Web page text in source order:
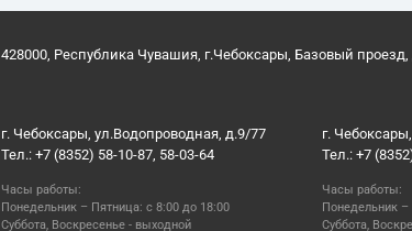
428000, Республика Чувашия, г.Чебоксары, Базовый проезд,
г. Чебоксары, ул.Водопроводная, д.9/77
Тел.: +7 (8352) 58-10-87, 58-03-64
Часы работы:
Понедельник – Пятница: с 8:00 до 18:00
Суббота, Воскресенье - выходной
г.
Тел.: +7
Часы работы:
Понедельник –
Суббота,